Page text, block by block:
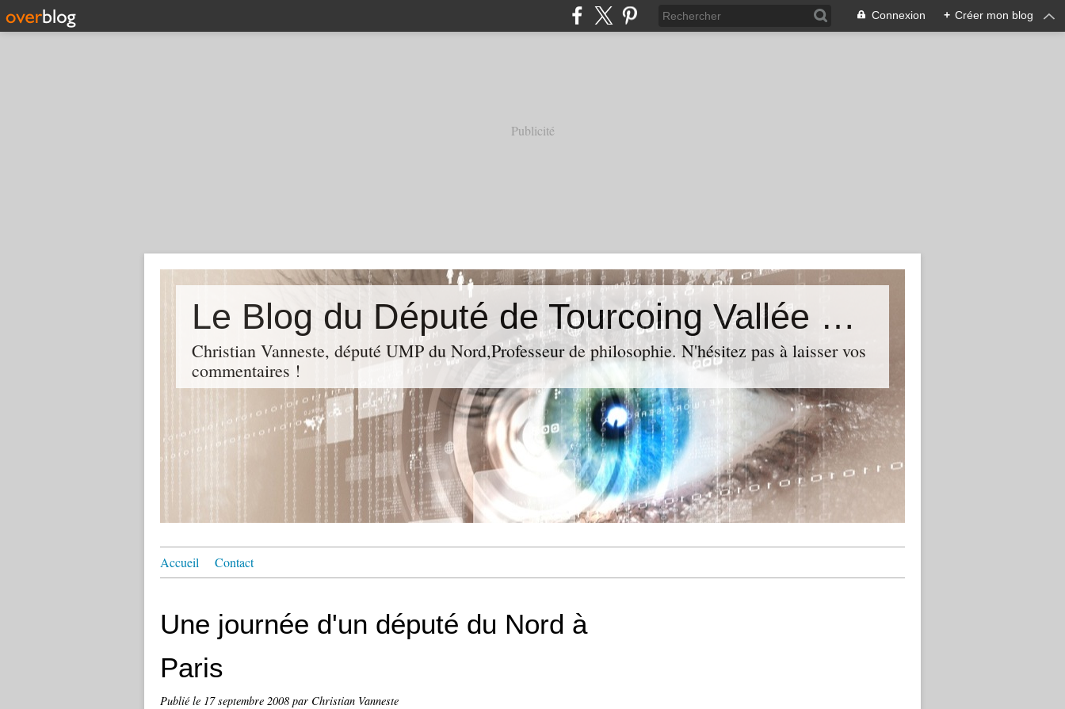
Connexion + Créer mon blog
Publicité
Le Blog du Député de Tourcoing Vallée de La Lys
Christian Vanneste, député UMP du Nord,Professeur de philosophie. N'hésitez pas à laisser vos
commentaires !
Accueil Contact
Une journée d'un député du Nord à
Paris
Publié le 17 septembre 2008 par Christian Vanneste